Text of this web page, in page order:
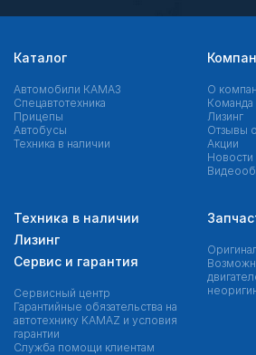
Каталог
Автомобили КАМАЗ
Спецавтотехника
Прицепы
Автобусы
Техника в наличии
О
Команда
Лизинг
Отзывы
Акции
Новости
Техника в наличии
Лизинг
Сервис и гарантия
Сервисный центр
Гарантийные обязательства на
автотехнику KAMAZ и условия
гарантии
Служба помощи клиентам